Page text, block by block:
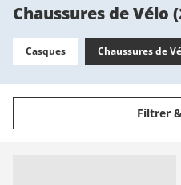
Chaussures de Vélo (
Casques Chaussures de
Filtrer